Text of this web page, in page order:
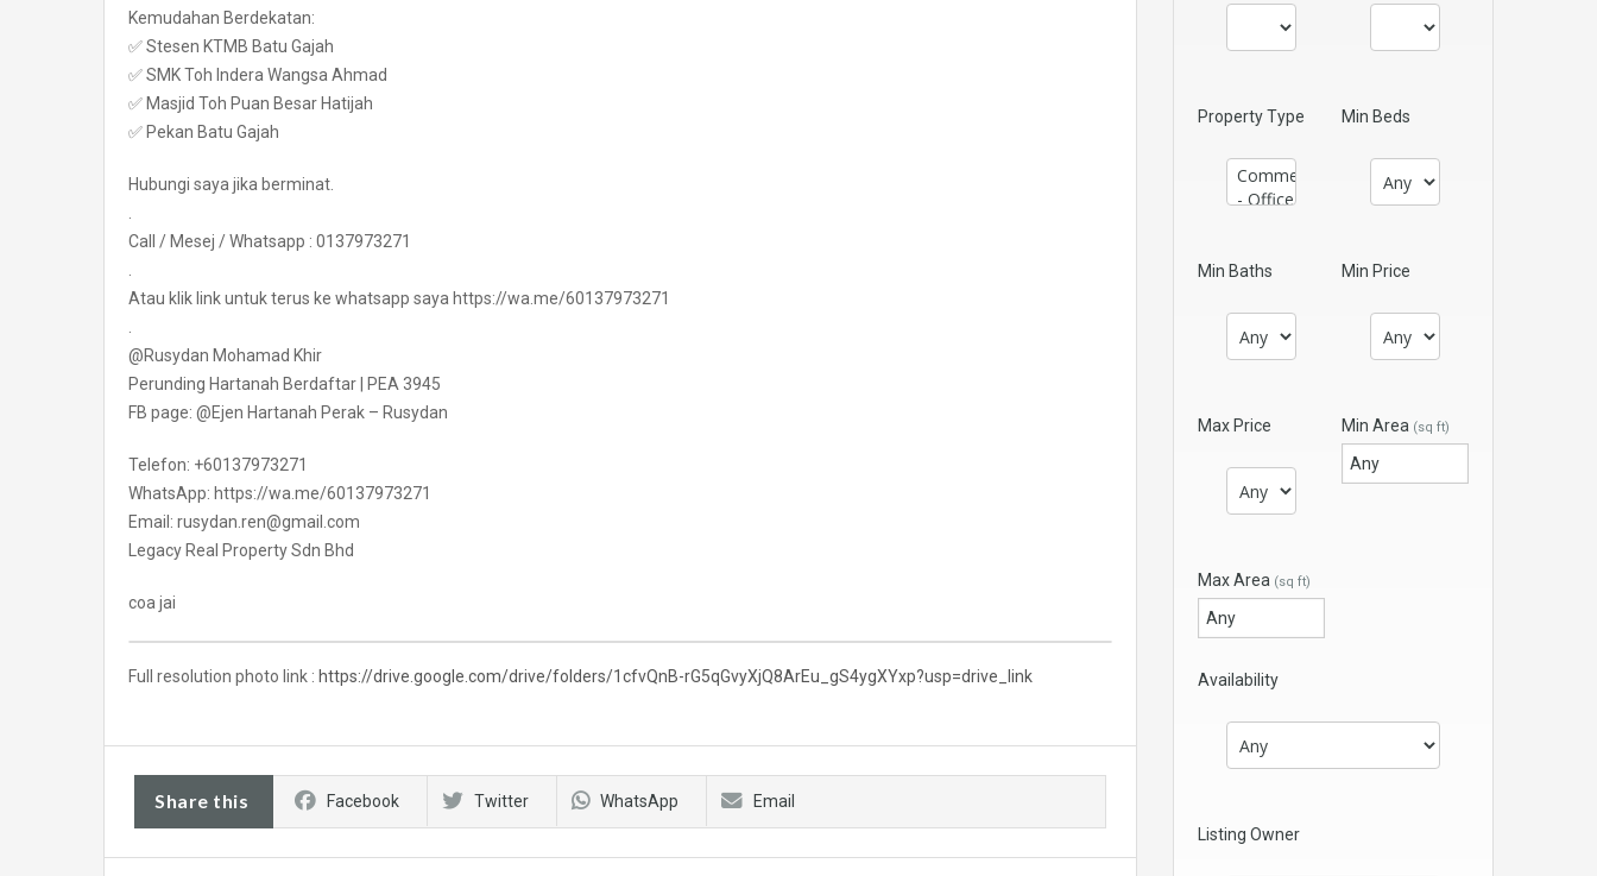
Kemudahan Berdekatan:
✅ Stesen KTMB Batu Gajah
✅ SMK Toh Indera Wangsa Ahmad
✅ Masjid Toh Puan Besar Hatijah
✅ Pekan Batu Gajah
Hubungi saya jika berminat.
Call / Mesej / Whatsapp : 0137973271
Atau klik link untuk terus ke whatsapp saya https://wa.me/60137973271
@Rusydan Mohamad Khir
Perunding Hartanah Berdaftar | PEA 3945
FB page: @Ejen Hartanah Perak – Rusydan
Telefon: +60137973271
WhatsApp: https://wa.me/60137973271
Email: rusydan.ren@gmail.com
Legacy Real Property Sdn Bhd
coa jai
Full resolution photo link : https://drive.google.com/drive/folders/1cfvQnB-rG5qGvyXjQ8ArEu_gS4ygXYxp?usp=drive_link
Share this Facebook Twitter WhatsApp Email
Property Type Min Beds
Min Baths Min Price
Max Price Min Area (sq ft)
Max Area (sq ft)
Availability
Listing Owner